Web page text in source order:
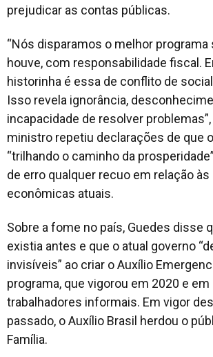
prejudicar as contas públicas.
“Nós disparamos o melhor programa
houve, com responsabilidade fiscal.
historinha é essa de conflito de
Isso revela ignorância,
incapacidade de resolver
ministro repetiu declarações de que
“trilhando o caminho da
de erro qualquer recuo em relação
econômicas atuais.
Sobre a fome no país, Guedes disse
existia antes e que o atual governo
invisíveis” ao criar o Auxílio
programa, que vigorou em 2020 e em
trabalhadores informais. Em vigor
passado, o Auxílio Brasil herdou o
Família.